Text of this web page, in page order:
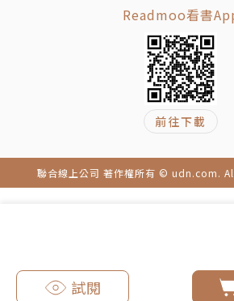
試閱
Readmoo看書
前往下載
聯合線上公司 著作權所有 © udn.com.